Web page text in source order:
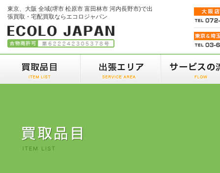
東京、大阪 全域(堺市 松原市 富田林市 河内長野市)で出
張買取・宅配買取ならエコロジャパン